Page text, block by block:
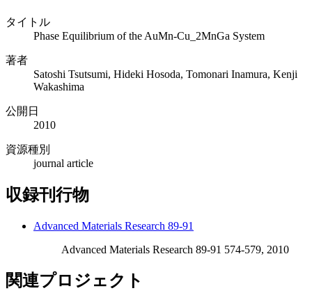
タイトル
Phase Equilibrium of the AuMn-Cu_2MnGa System
著者
Satoshi Tsutsumi, Hideki Hosoda, Tomonari Inamura, Kenji
Wakashima
公開日
2010
資源種別
journal article
収録刊行物
Advanced Materials Research 89-91
Advanced Materials Research 89-91 574-579, 2010
関連プロジェクト